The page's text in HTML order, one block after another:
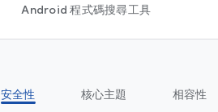
Android 程式碼搜尋工具
安全性 核心主題 相容性